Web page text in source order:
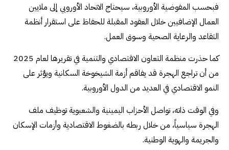
فبحسب المفوضية الأوروبية، سيحتاج الاتحاد الأوروبي إلى ملايين
العمال الإضافيين خلال العقود المقبلة للحفاظ على استقرار أنظمة
التقاعد والرعاية الصحية وسوق العمل.
كما حذرت منظمة التعاون الاقتصادي والتنمية في تقريرها لعام 2025
من أن تراجع الهجرة قد يفاقم أزمة الشيخوخة السكانية ويؤثر على
النمو الاقتصادي في العديد من الدول الأوروبية.
وفي الوقت ذاته، تواصل الأحزاب اليمينية والشعبوية توظيف ملف
الهجرة سياسياً، من خلال ربطه بالضغوط الاقتصادية وأزمات الإسكان
والجريمة والهوية الوطنية.